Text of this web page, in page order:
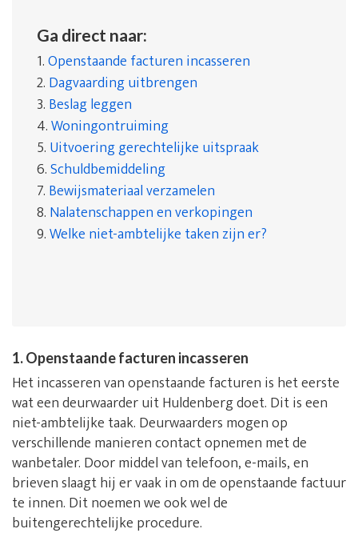
Ga direct naar:
1.Openstaande facturen incasseren
2. Dagvaarding uitbrengen
3. Beslag leggen
4.Woningontruiming
5. Uitvoering gerechtelijke uitspraak
6.Schuldbemiddeling
7. Bewijsmateriaal verzamelen
8. Nalatenschappen en verkopingen
9.Welke niet-ambtelijke taken zijn er?
1. Openstaande facturen incasseren
Het incasseren van openstaande facturen is het eerste
wat een deurwaarder uit Huldenberg doet. Dit is een
niet-ambtelijke taak. Deurwaarders mogen op
verschillende manieren contact opnemen met de
wanbetaler. Door middel van telefoon, e-mails, en
brieven slaagt hij er vaak in om de openstaande factuur
te innen. Dit noemen we ook wel de
buitengerechtelijke procedure.